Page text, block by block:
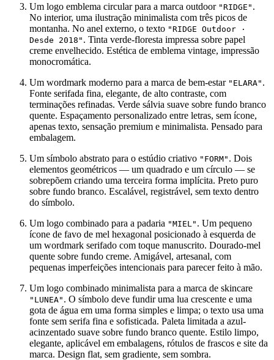
Um logo emblema circular para a marca outdoor "RIDGE" .
No interior, uma ilustração minimalista com três picos de
montanha. No anel externo, o texto "RIDGE Outdoor ·
Desde 2018" . Tinta verde-floresta impressa sobre papel
creme envelhecido. Estética de emblema vintage, impressão
monocromática.
Um wordmark moderno para a marca de bem-estar "ELARA" .
Fonte serifada fina, elegante, de alto contraste, com
terminações refinadas. Verde sálvia suave sobre fundo branco
quente. Espaçamento personalizado entre letras, sem ícone,
apenas texto, sensação premium e minimalista. Pensado para
embalagem.
Um símbolo abstrato para o estúdio criativo "FORM" . Dois
elementos geométricos — um quadrado e um círculo — se
sobrepõem criando uma terceira forma implícita. Preto puro
sobre fundo branco. Escalável, registrável, sem texto dentro
do símbolo.
Um logo combinado para a padaria "MIEL" . Um pequeno
ícone de favo de mel hexagonal posicionado à esquerda de
um wordmark serifado com toque manuscrito. Dourado-mel
quente sobre fundo creme. Amigável, artesanal, com
pequenas imperfeições intencionais para parecer feito à mão.
Um logo combinado minimalista para a marca de skincare
"LUNEA" . O símbolo deve fundir uma lua crescente e uma
gota de água em uma forma simples e limpa; o texto usa uma
fonte sem serifa fina e sofisticada. Paleta limitada a azul-
acinzentado suave sobre fundo branco quente. Estilo limpo,
elegante, aplicável em embalagens, rótulos de frascos e site da
marca. Design flat, sem gradiente, sem sombra.